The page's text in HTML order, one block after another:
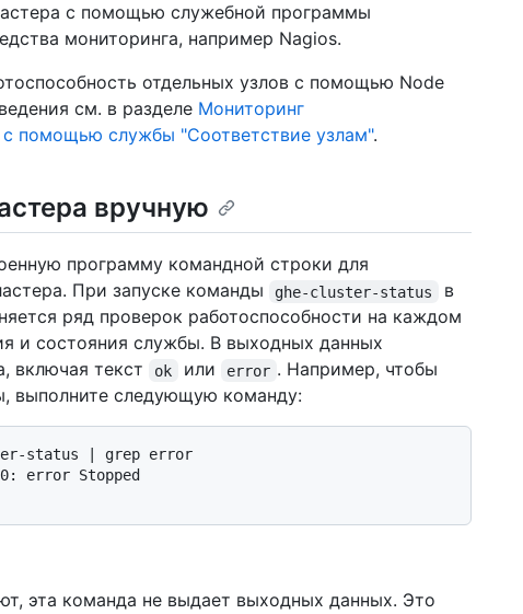
с помощью служебной программы
мониторинга, например Nagios.
отдельных узлов с помощью Node
см. в разделе Мониторинг
с помощью службы "Соответствие узлам".
вручную
программу командной строки для
При запуске команды
ghe-cluster-status
в
ряд проверок работоспособности на каждом
и состояния службы. В выходных данных
включая текст
ok или error . Например, чтобы
выполните следующую команду:
error Stopped
эта команда не выдает выходных данных. Это